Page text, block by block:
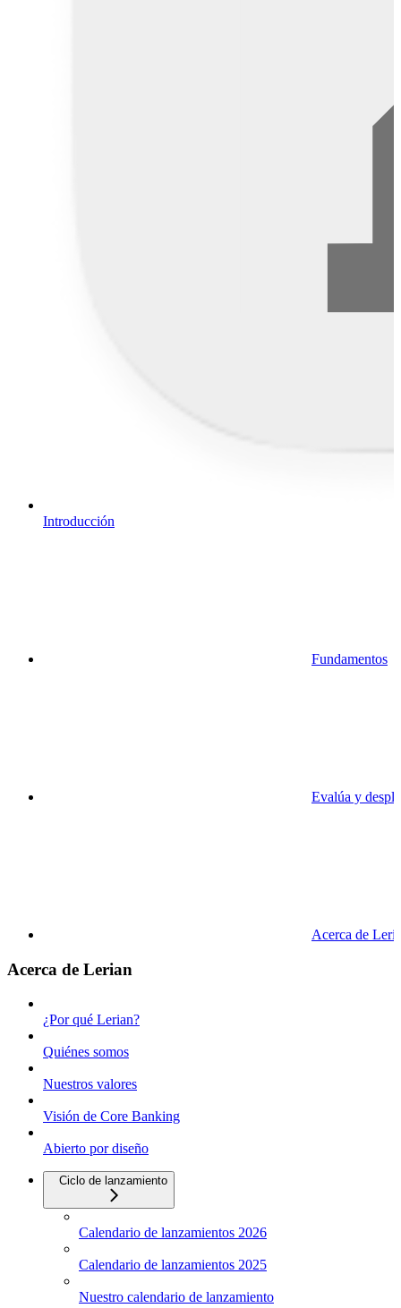
Introducción
Fundamentos
Evalúa y
Acerca de
Acerca de Lerian
¿Por qué Lerian?
Quiénes somos
Nuestros valores
Visión de Core Banking
Abierto por diseño
Ciclo de lanzamiento
Calendario de lanzamientos 2026
Calendario de lanzamientos 2025
Nuestro calendario de lanzamiento